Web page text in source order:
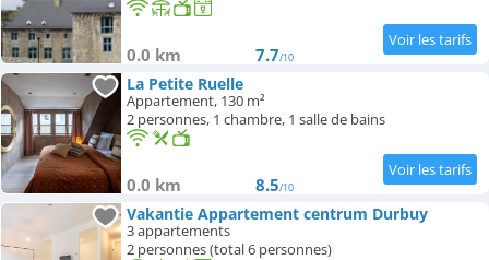
0.0 km 7.7/10
La Petite Ruelle
Appartement, 130 m²
2 personnes, 1 chambre, 1 salle de bains
0.0 km 8.5/10
Vakantie Appartement centrum Durbuy
3 appartements
2 personnes (total 6 personnes)